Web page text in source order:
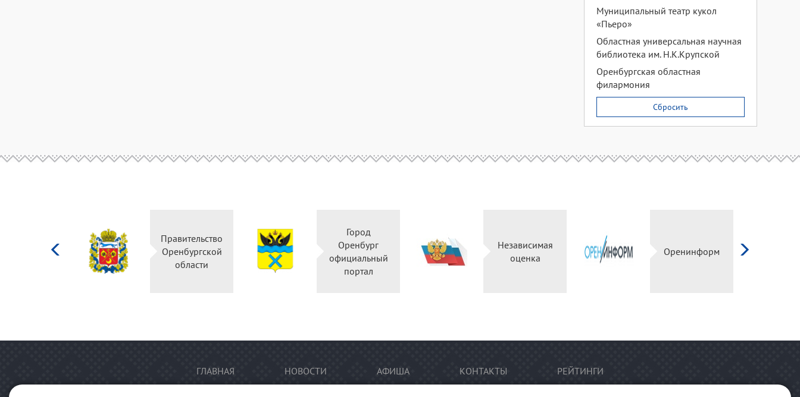
Муниципальный театр кукол
«Пьеро»
Областная универсальная научная
библиотека им. Н.К.Крупской
Оренбургская областная
филармония
Сбросить
Правительство
Оренбургской
области
Город
Оренбург
официальный
портал
Независимая
оценка
Оренинформ
ГЛАВНАЯ НОВОСТИ АФИША КОНТАКТЫ РЕЙТИНГИ